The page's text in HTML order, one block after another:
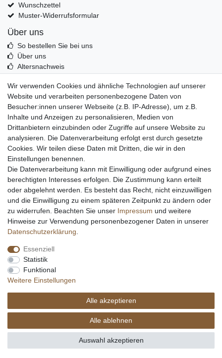
Wunschzettel
Muster-Widerrufsformular
Über uns
So bestellen Sie bei uns
Über uns
Altersnachweis
Entsorgung & Umwelt
Echtheit von Kundenbewertungen
Messer Info Forum
Messer schärfen
Messerhersteller
Stahltabelle
Stahlarten
Rockwell Härte
Messerarten
Klingenformen
Holzarten
Impressum Daten­schutz­erklärung AGB
Widerrufs­recht
© Copyright Alle Preisangaben sind inkl. gesetzlicher Mehrwertsteuer und zzgl.
Wir verwenden Cookies und ähnliche Technologien auf unserer
Website und verarbeiten personenbezogene Daten von
Besucher:innen unserer Webseite (z.B. IP-Adresse), um z.B.
Inhalte und Anzeigen zu personalisieren, Medien von
Drittanbietern einzubinden oder Zugriffe auf unsere Website zu
analysieren. Die Datenverarbeitung erfolgt erst durch gesetzte
Cookies. Wir teilen diese Daten mit Dritten, die wir in den
Einstellungen benennen.
Die Datenverarbeitung kann mit Einwilligung oder aufgrund eines
berechtigten Interesses erfolgen. Die Zustimmung kann erteilt
oder abgelehnt werden. Es besteht das Recht, nicht einzuwilligen
und die Einwilligung zu einem späteren Zeitpunkt zu ändern oder
zu widerrufen. Beachten Sie unser Impressum und weitere
Hinweise zur Verwendung personenbezogener Daten in unserer
Daten­schutz­erklärung
Essenziell
Statistik
Funktional
Weitere Einstellungen
Alle akzeptieren
Alle ablehnen
Auswahl akzeptieren
Bewertungen bei: ebay.de, amazon.de, shopvote.de ⓘ
Informationen zur Echtheit der Bewertungen